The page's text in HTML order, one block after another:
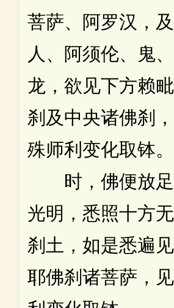
菩萨、阿罗汉，及
人、阿须伦、鬼、
龙，欲见下方赖
刹及中央诸佛刹
殊师利变化取钵
时，佛便放足
光明，悉照十方
刹土，如是悉遍
耶佛刹诸菩萨，